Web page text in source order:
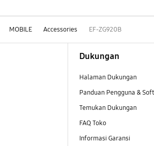
MOBILE Accessories EF-ZG920B
Dukungan
Halaman Dukungan
Panduan Pengguna &
Temukan Dukungan
FAQ Toko
Informasi Garansi